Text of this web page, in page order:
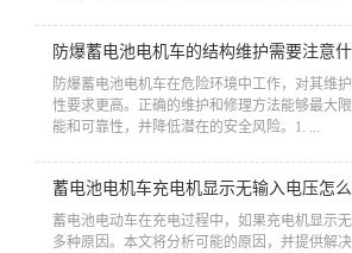
防爆蓄电池电机车的结构维护需要注意什
防爆蓄电池电机车在危险环境中工作，对其维
性要求更高。正确的维护和修理方法能够最大
能和可靠性，并降低潜在的安全风险。1. ...
蓄电池电机车充电机显示无输入电压怎么
蓄电池电动车在充电过程中，如果充电机显示
多种原因。本文将分析可能的原因，并提供解